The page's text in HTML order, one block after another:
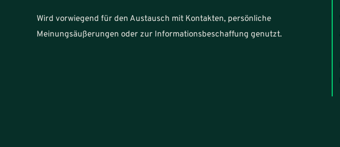
Wird vorwiegend für den Austausch mit Kontakten, persönliche
Meinungsäußerungen oder zur Informationsbeschaffung genutzt.